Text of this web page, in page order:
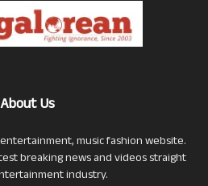
About Us
music fashion website.
breaking news and videos straight
industry.